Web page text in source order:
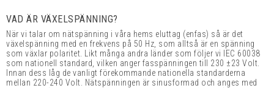
VAD ÄR VÄXELSPÄNNING?
När vi talar om nätspänning i våra hems eluttag (enfas) så är det
växelspänning med en frekvens på 50 Hz, som alltså är en spänning
som växlar polaritet. Likt många andra länder som följer vi IEC 60038
som nationell standard, vilken anger fasspänningen till 230 ±23 Volt.
Innan dess låg de vanligt förekommande nationella standarderna
mellan 220-240 Volt. Nätspänningen är sinusformad och anges med